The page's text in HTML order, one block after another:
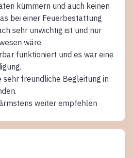
kümmern und auch keinen
bei einer Feuerbestattung
sehr unwichtig ist und nur
wäre.
funktioniert und es war eine
sehr freundliche Begleitung in
weiter empfehlen